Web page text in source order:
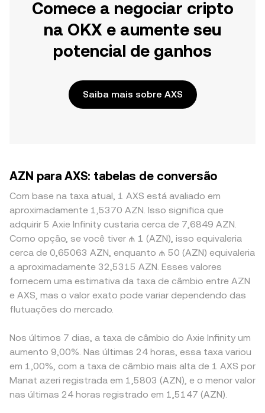
Comece a negociar cripto
na OKX e aumente seu
potencial de ganhos
Saiba mais sobre AXS
AZN para AXS: tabelas de conversão
Com base na taxa atual, 1 AXS está avaliado em
aproximadamente 1,5370 AZN. Isso significa que
adquirir 5 Axie Infinity custaria cerca de 7,6849 AZN.
Como opção, se você tiver ₼ 1 (AZN), isso equivaleria
cerca de 0,65063 AZN, enquanto ₼ 50 (AZN) equivaleria
a aproximadamente 32,5315 AZN. Esses valores
fornecem uma estimativa da taxa de câmbio entre AZN
e AXS, mas o valor exato pode variar dependendo das
flutuações do mercado.
Nos últimos 7 dias, a taxa de câmbio do Axie Infinity um
aumento 9,00%. Nas últimas 24 horas, essa taxa variou
em 1,00%, com a taxa de câmbio mais alta de 1 AXS por
Manat azeri registrada em 1,5803 (AZN), e o menor valor
nas últimas 24 horas registrado em 1,5147 (AZN).